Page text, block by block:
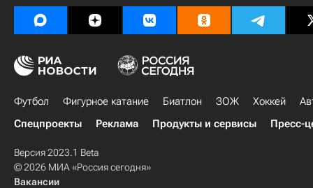
Футбол Фигурное катание Биатлон ЗОЖ Хоккей
Спецпроекты
Реклама Продукты и сервисы Пресс-
Версия 2023.1 Beta
© 2026 МИА «Россия сегодня»
Вакансии